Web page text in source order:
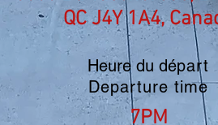
QC J4Y 1A4,
Heure du départ
Departure time
7PM